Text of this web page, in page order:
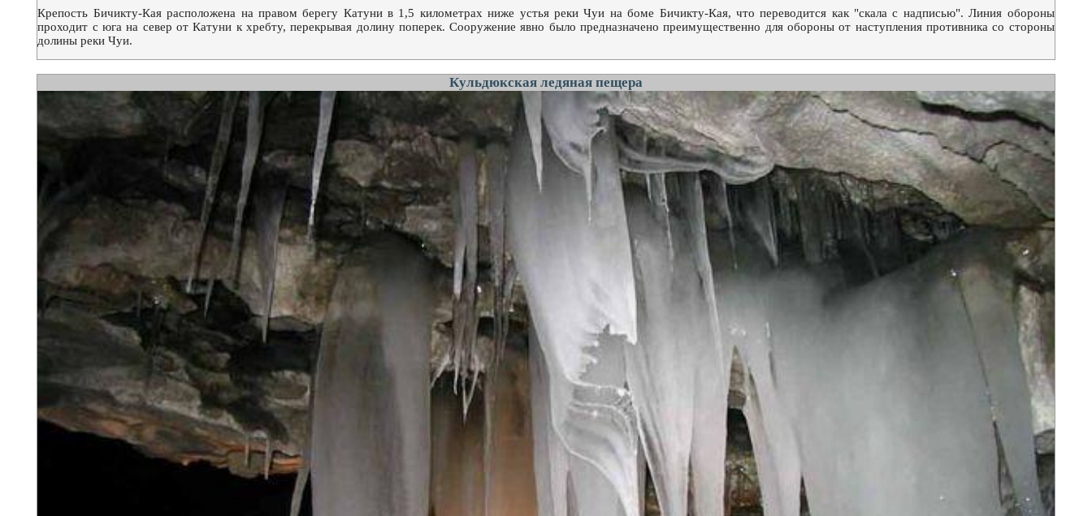
Крепость Бичикту-Кая расположена на правом берегу Катуни в 1,5 километрах ниже устья реки Чуи на боме Бичикту-Кая, что переводится как "скала с надписью". Линия обороны
проходит с юга на север от Катуни к хребту, перекрывая долину поперек. Сооружение явно было предназначено преимущественно для обороны от наступления противника со стороны
долины реки Чуи.
Кульдюкская ледяная пещера